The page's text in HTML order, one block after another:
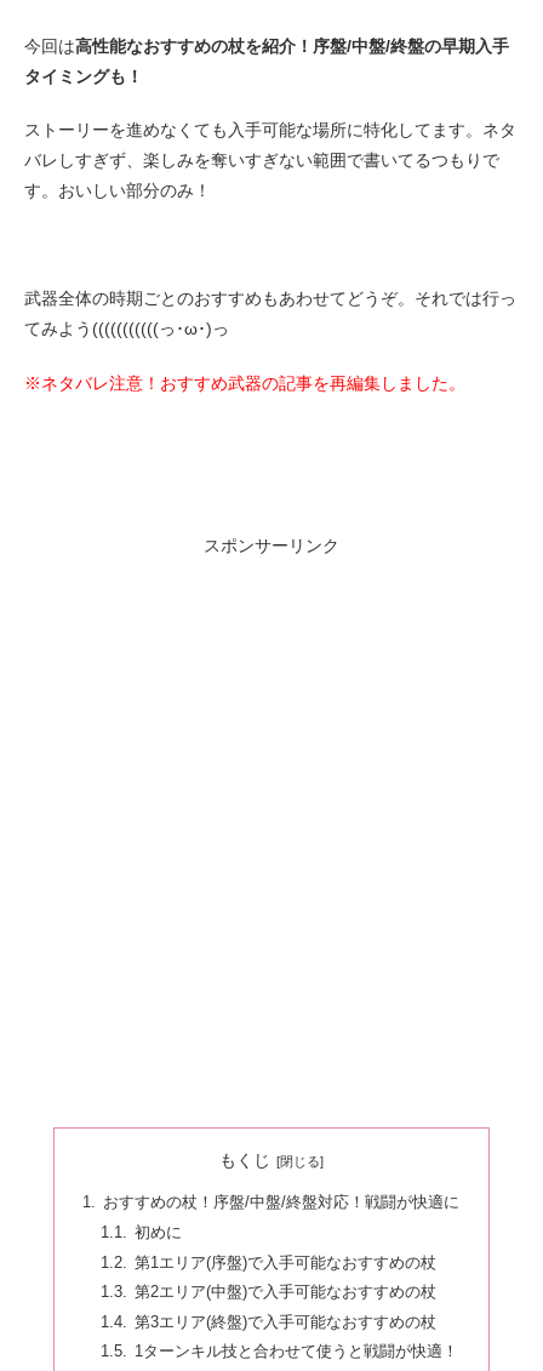
今回は高性能なおすすめの杖を紹介！序盤/中盤/終盤の早期入手
タイミングも！
ストーリーを進めなくても入手可能な場所に特化してます。ネタ
バレしすぎず、楽しみを奪いすぎない範囲で書いてるつもりで
す。おいしい部分のみ！
武器全体の時期ごとのおすすめもあわせてどうぞ。それでは行っ
てみよう(((((((((((っ･ω･)っ
※ネタバレ注意！おすすめ武器の記事を再編集しました。
スポンサーリンク
もくじ
おすすめの杖！序盤/中盤/終盤対応！戦闘が快適に
初めに
第1エリア(序盤)で入手可能なおすすめの杖
第2エリア(中盤)で入手可能なおすすめの杖
第3エリア(終盤)で入手可能なおすすめの杖
1ターンキル技と合わせて使うと戦闘が快適！